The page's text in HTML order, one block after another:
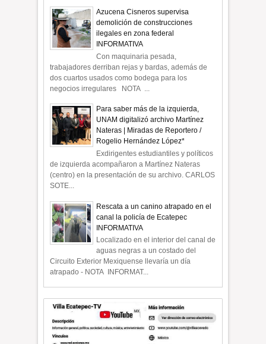
Azucena Cisneros supervisa
demolición de construcciones
ilegales en zona federal
INFORMATIVA
Con maquinaria pesada,
trabajadores derriban rejas y bardas, además de
dos cuartos usados como bodega para los
negocios irregulares NOTA ...
Para saber más de la izquierda,
UNAM digitalizó archivo Martínez
Nateras | Miradas de Reportero /
Rogelio Hernández López*
Exdirigentes estudiantiles y políticos
de izquierda acompañaron a Martínez Nateras
(centro) en la presentación de su archivo. CARLOS
SOTE...
Rescata a un canino atrapado en el
canal la policía de Ecatepec
INFORMATIVA
Localizado en el interior del canal de
aguas negras a un costado del
Circuito Exterior Mexiquense llevaría un día
atrapado - NOTA INFORMAT...